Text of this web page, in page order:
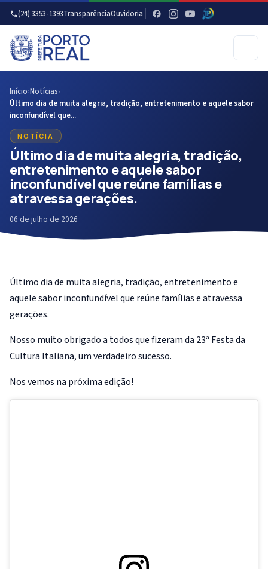
(24) 3353-1393TransparênciaOuvidoria
Início›Notícias›
Último dia de muita alegria, tradição, entretenimento e aquele sabor
inconfundível que...
NOTÍCIA
Último dia de muita alegria, tradição,
entretenimento e aquele sabor
inconfundível que reúne famílias e
atravessa gerações.
06 de julho de 2026
Último dia de muita alegria, tradição, entretenimento e
aquele sabor inconfundível que reúne famílias e atravessa
gerações.
Nosso muito obrigado a todos que fizeram da 23ª Festa da
Cultura Italiana, um verdadeiro sucesso.
Nos vemos na próxima edição!